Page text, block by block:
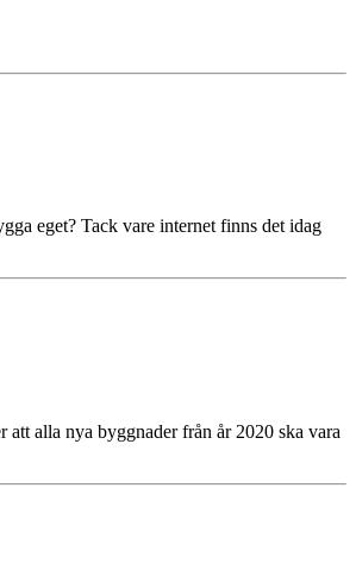
eget? Tack vare internet finns det idag
alla nya byggnader från år 2020 ska vara